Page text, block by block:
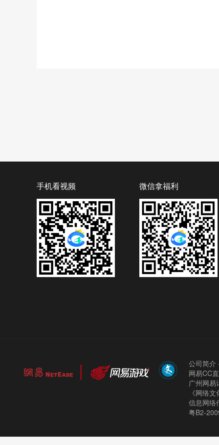
手机看视频 微信拿福利
公司简介
网易CC
广州网
《网络
信息网络
粤B2-